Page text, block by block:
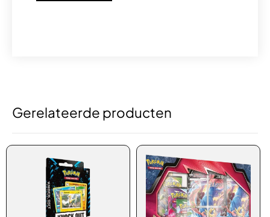
Gerelateerde producten